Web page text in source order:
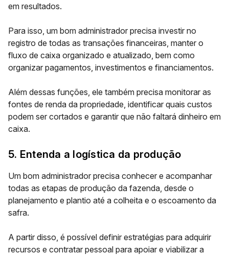
em resultados.
Para isso, um bom administrador precisa investir no
registro de todas as transações financeiras, manter o
fluxo de caixa organizado e atualizado, bem como
organizar pagamentos, investimentos e financiamentos.
Além dessas funções, ele também precisa monitorar as
fontes de renda da propriedade, identificar quais custos
podem ser cortados e garantir que não faltará dinheiro em
caixa.
5. Entenda a logística da produção
Um bom administrador precisa conhecer e acompanhar
todas as etapas de produção da fazenda, desde o
planejamento e plantio até a colheita e o escoamento da
safra.
A partir disso, é possível definir estratégias para adquirir
recursos e contratar pessoal para apoiar e viabilizar a